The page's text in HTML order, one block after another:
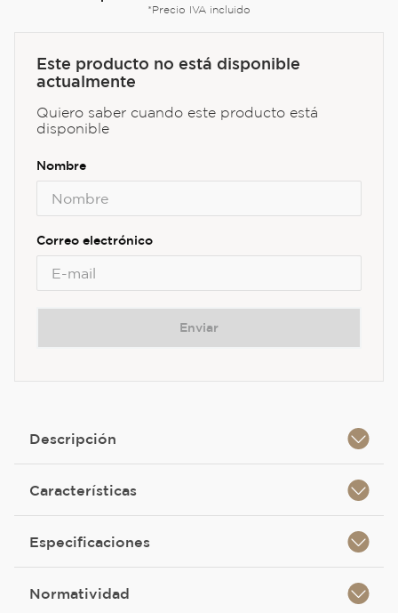
*Precio IVA incluido
Este producto no está disponible
actualmente
Quiero saber cuando este producto está
disponible
Enviar
Descripción
Características
Especificaciones
Normatividad